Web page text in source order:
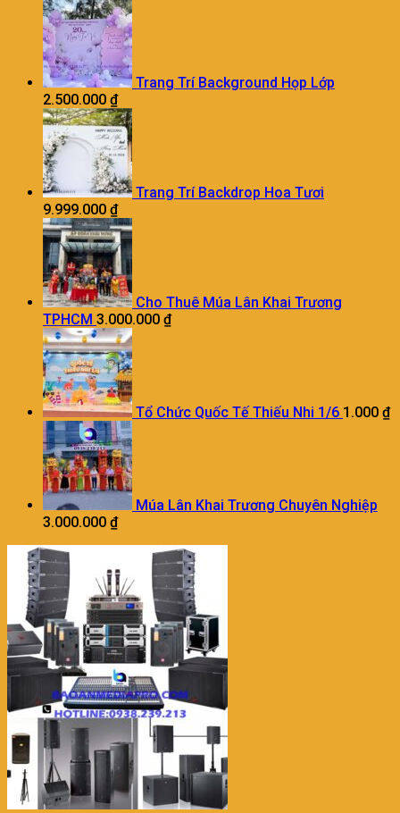
Trang Trí Background Họp Lớp
2.500.000 ₫
Trang Trí Backdrop Hoa Tươi
9.999.000 ₫
Cho Thuê Múa Lân Khai Trương
TPHCM 3.000.000 ₫
Tổ Chức Quốc Tế Thiếu Nhi 1/6 1.000 ₫
Múa Lân Khai Trương Chuyên Nghiệp
3.000.000 ₫